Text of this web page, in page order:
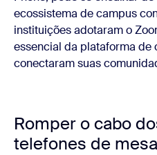
ecossistema de campus
instituições adotaram o
essencial da plataforma de
conectaram suas
Romper o cabo
telefones de mesa